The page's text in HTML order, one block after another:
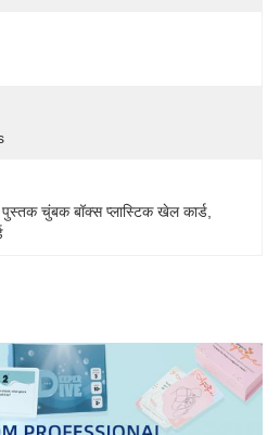
पुस्तक चुंबक बॉक्स प्लास्टिक खेल कार्ड